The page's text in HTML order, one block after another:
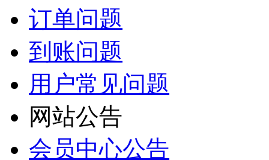
订单问题
到账问题
用户常见问题
网站公告
会员中心公告